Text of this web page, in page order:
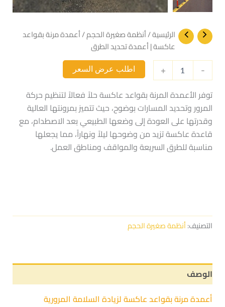
الرئيسية/أنظمة صغيرة الحجم/ أعمدة مرنة بقواعد
عاكسة | أعمدة تحديد الطرق
-
+ اطلب عرض السعر
توفر الأعمدة المرنة بقواعد عاكسة حلاً فعالاً لتنظيم حركة
المرور وتحديد المسارات بوضوح، حيث تتميز بمرونتها العالية
وقدرتها على العودة إلى وضعها الطبيعي بعد الاصطدام، مع
قاعدة عاكسة تزيد من وضوحها ليلاً ونهاراً، مما يجعلها
مناسبة للطرق السريعة والمواقف ومناطق العمل.
التصنيف:أنظمة صغيرة الحجم
الوصف
أعمدة مرنة بقواعد عاكسة لزيادة السلامة المرورية